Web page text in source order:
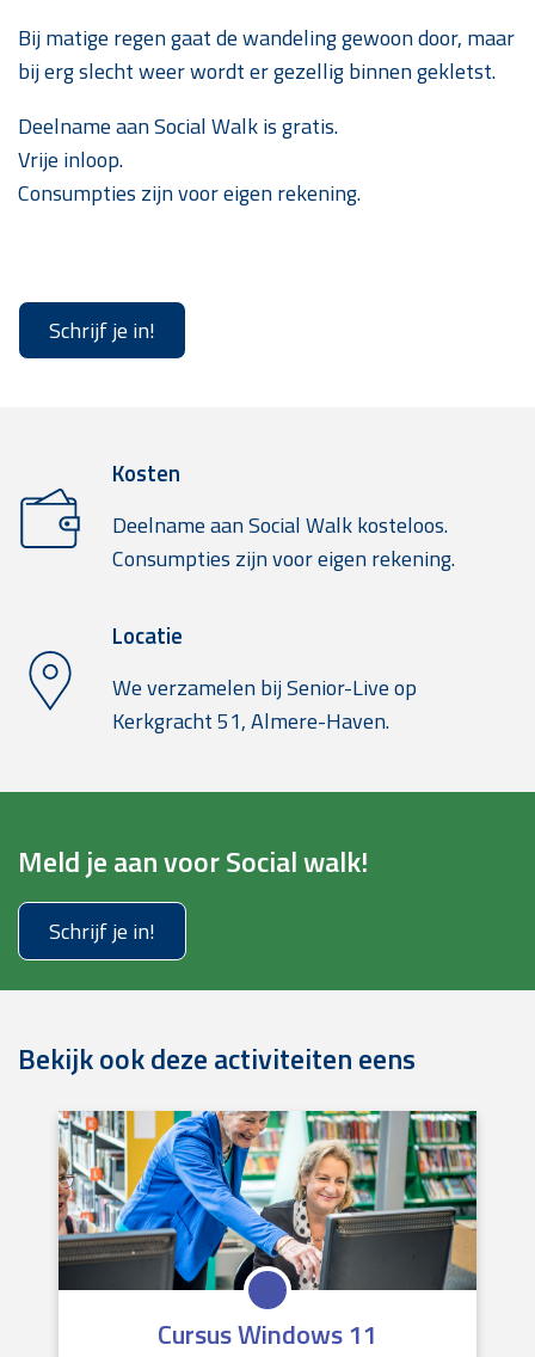
Bij matige regen gaat de wandeling gewoon door, maar
bij erg slecht weer wordt er gezellig binnen gekletst.
Deelname aan Social Walk is gratis.
Vrije inloop.
Consumpties zijn voor eigen rekening.
Schrijf je in!
Kosten
Deelname aan Social Walk kosteloos.
Consumpties zijn voor eigen rekening.
Locatie
We verzamelen bij Senior-Live op
Kerkgracht 51, Almere-Haven.
Meld je aan voor Social walk!
Schrijf je in!
Bekijk ook deze activiteiten eens
Cursus Windows 11